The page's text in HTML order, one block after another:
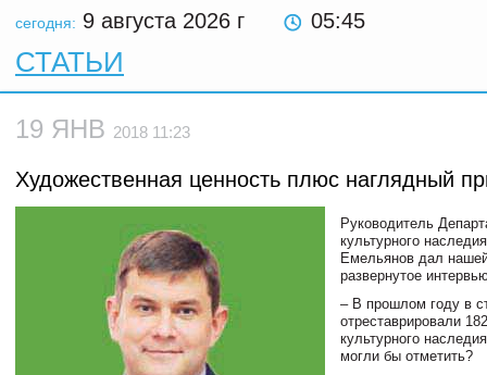
сегодня: 9 августа 2026 г 05:45
СТАТЬИ
19 ЯНВ 2018 11:23
Художественная ценность плюс наглядный
Руководитель
культурного
Емельянов дал
развернутое
– В прошлом году в
отреставрировали
культурного
могли бы отметить?